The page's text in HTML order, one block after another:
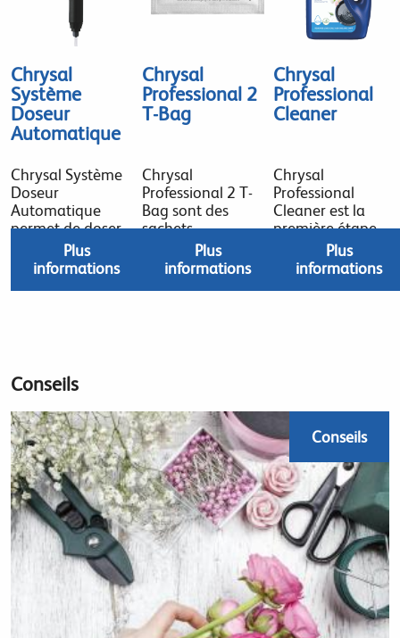
Chrysal
Système
Doseur
Automatique
Chrysal Système
Doseur
Automatique
permet de doser
Plus
informations
Chrysal
Professional 2
T-Bag
Chrysal
Professional 2 T-
Bag sont des
sachets
Plus
informations
Chrysal
Professional
Cleaner
Chrysal
Professional
Cleaner est la
première étape
Plus
informations
Conseils
Conseils